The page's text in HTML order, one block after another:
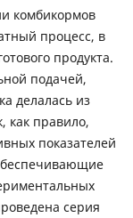
комбикормов
процесс, в
продукта.
подачей,
делалась из
как правило,
показателей
серия